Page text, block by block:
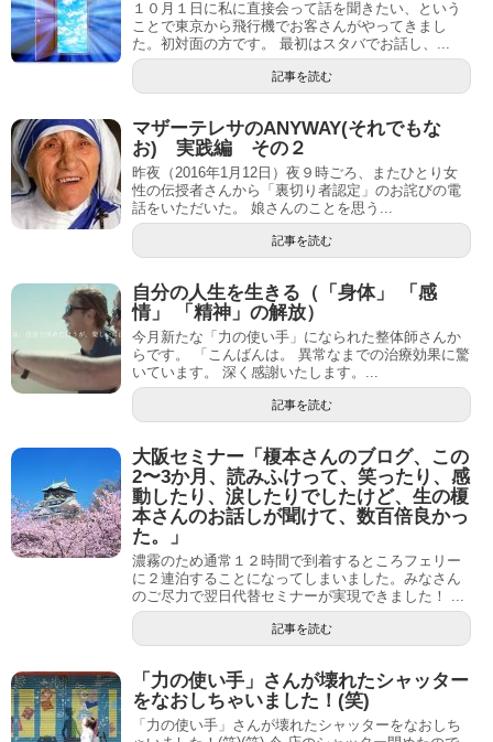
１０月１日に私に直接会って話を聞きたい、という
ことで東京から飛行機でお客さんがやってきまし
た。初対面の方です。 最初はスタバでお話し、...
記事を読む
マザーテレサのANYWAY(それでもな
お) 実践編 その２
昨夜（2016年1月12日）夜９時ごろ、またひとり女
性の伝授者さんから「裏切り者認定」のお詫びの電
話をいただいた。 娘さんのことを思う...
記事を読む
自分の人生を生きる（「身体」 「感
情」 「精神」の解放）
今月新たな「力の使い手」になられた整体師さんか
らです。 「こんばんは。 異常なまでの治療効果に驚
いています。 深く感謝いたします。...
記事を読む
大阪セミナー「榎本さんのブログ、この
2〜3か月、読みふけって、笑ったり、感
動したり、涙したりでしたけど、生の榎
本さんのお話しが聞けて、数百倍良かっ
た。」
濃霧のため通常１２時間で到着するところフェリー
に２連泊することになってしまいました。みなさん
のご尽力で翌日代替セミナーが実現できました！ ...
記事を読む
「力の使い手」さんが壊れたシャッター
をなおしちゃいました！(笑)
「力の使い手」さんが壊れたシャッターをなおしち